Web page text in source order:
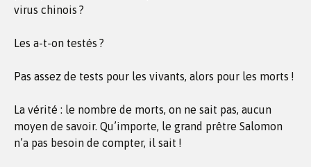
virus chinois ?
Les a-t-on testés ?
Pas assez de tests pour les vivants, alors pour les morts !
La vérité : le nombre de morts, on ne sait pas, aucun
moyen de savoir. Qu’importe, le grand prêtre Salomon
n’a pas besoin de compter, il sait !